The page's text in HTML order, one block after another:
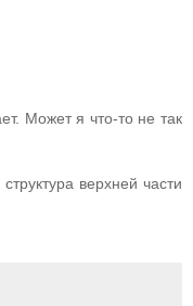
Может я что-то не так
верхней части